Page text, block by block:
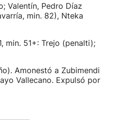
Valentín, Pedro Díaz
min. 82), Nteka
min. 51+: Trejo (penalti);
Amonestó a Zubimendi
Vallecano. Expulsó por